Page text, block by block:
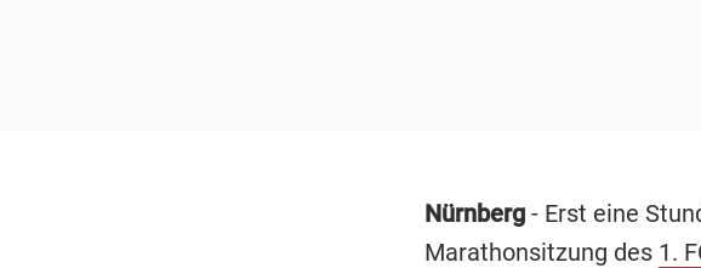
Nürnberg - Erst eine
Marathonsitzung des 1.